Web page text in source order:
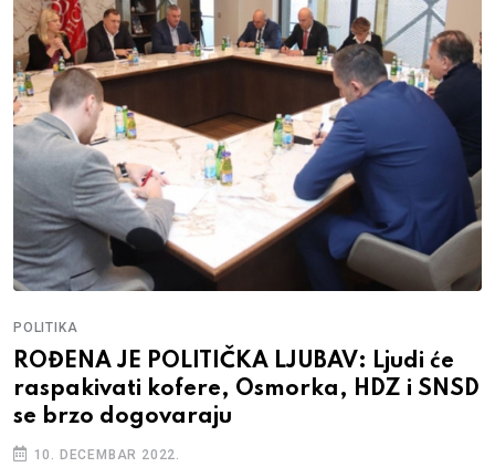
POLITIKA
ROĐENA JE POLITIČKA LJUBAV: Ljudi će
raspakivati kofere, Osmorka, HDZ i SNSD
se brzo dogovaraju
10. DECEMBAR 2022.